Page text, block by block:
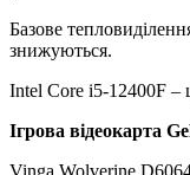
Базове
знижуються.
Intel Core i5-12400F –
Ігрова відеокарта
Vinga Wolverine D6064